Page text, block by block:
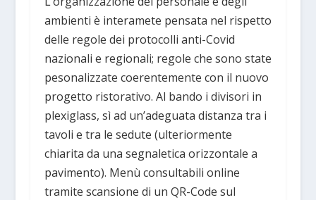
ambienti è interamete pensata nel rispetto
delle regole dei protocolli anti-Covid
nazionali e regionali; regole che sono state
pesonalizzate coerentemente con il nuovo
progetto ristorativo. Al bando i divisori in
plexiglass, sì ad un’adeguata distanza tra i
tavoli e tra le sedute (ulteriormente
chiarita da una segnaletica orizzontale a
pavimento). Menù consultabili online
tramite scansione di un QR-Code sul